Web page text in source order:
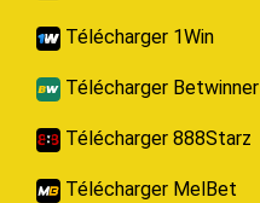
Télécharger 1Win
Télécharger Betwinner
Télécharger 888Starz
Télécharger MelBet